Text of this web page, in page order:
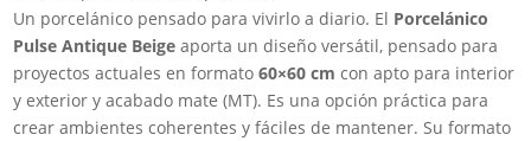
Un porcelánico pensado para vivirlo a diario. El Porcelánico
Pulse Antique Beige aporta un diseño versátil, pensado para
proyectos actuales en formato60×60 cm con apto para interior
y exterior y acabado mate (MT). Es una opción práctica para
crear ambientes coherentes y fáciles de mantener. Su formato